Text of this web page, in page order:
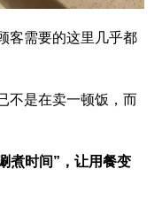
客需要的这里几乎都
不是在卖一顿饭，而
煮时间”，让用餐变